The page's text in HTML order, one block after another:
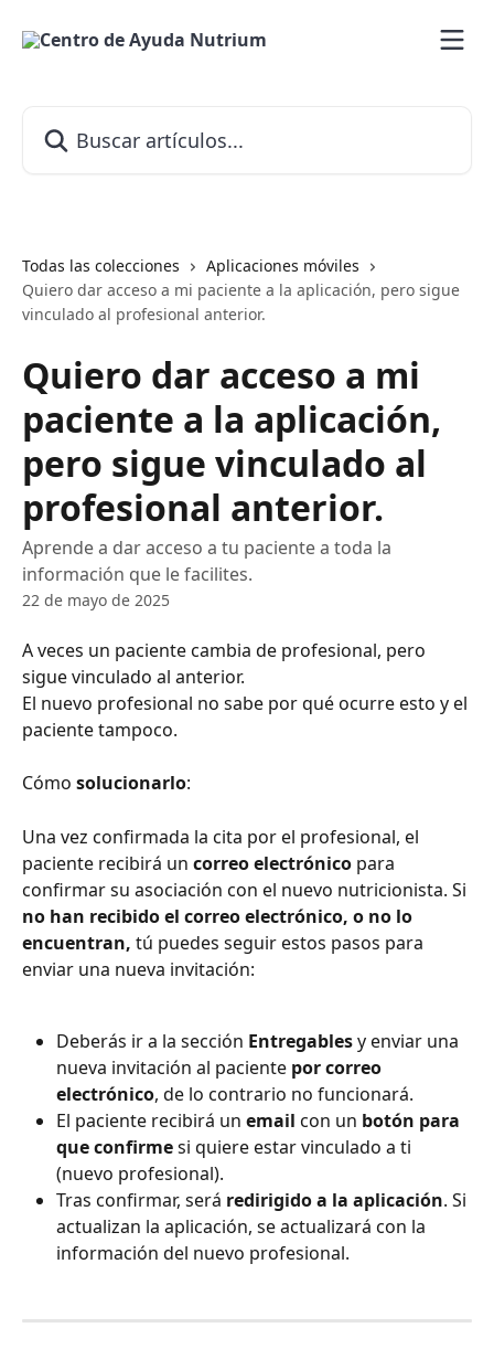
Todas las colecciones
Aplicaciones móviles
Quiero dar acceso a mi paciente a la aplicación, pero sigue
vinculado al profesional anterior.
Quiero dar acceso a mi
paciente a la aplicación,
pero sigue vinculado al
profesional anterior.
Aprende a dar acceso a tu paciente a toda la
información que le facilites.
22 de mayo de 2025
A veces un paciente cambia de profesional, pero
sigue vinculado al anterior.
El nuevo profesional no sabe por qué ocurre esto y el
paciente tampoco.
Cómo solucionarlo:
Una vez confirmada la cita por el profesional, el
paciente recibirá un correo electrónico para
confirmar su asociación con el nuevo nutricionista. Si
no han recibido el correo electrónico, o no lo
encuentran, tú puedes seguir estos pasos para
enviar una nueva invitación:
Deberás ir a la sección Entregables y enviar una
nueva invitación al paciente por correo
electrónico, de lo contrario no funcionará.
El paciente recibirá un email con un botón para
que confirme si quiere estar vinculado a ti
(nuevo profesional).
Tras confirmar, será redirigido a la aplicación. Si
actualizan la aplicación, se actualizará con la
información del nuevo profesional.